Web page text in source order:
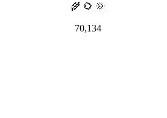
🌾 🌻 🌞
70,134